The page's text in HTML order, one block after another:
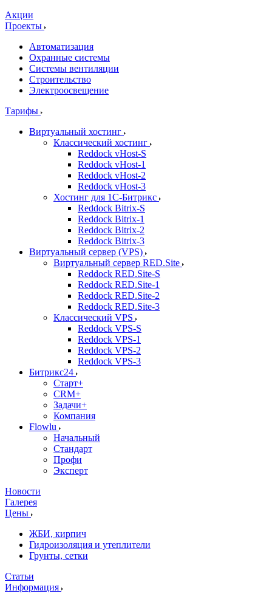
Акции
Проекты
Автоматизация
Охранные системы
Системы вентиляции
Строительство
Электроосвещение
Тарифы
Виртуальный хостинг
Классический хостинг
Reddock vHost-S
Reddock vHost-1
Reddock vHost-2
Reddock vHost-3
Хостинг для 1С-Битрикс
Reddock Bitrix-S
Reddock Bitrix-1
Reddock Bitrix-2
Reddock Bitrix-3
Виртуальный сервер (VPS)
Виртуальный сервер RED.Site
Reddock RED.Site-S
Reddock RED.Site-1
Reddock RED.Site-2
Reddock RED.Site-3
Классический VPS
Reddock VPS-S
Reddock VPS-1
Reddock VPS-2
Reddock VPS-3
Битрикс24
Старт+
CRM+
Задачи+
Компания
Flowlu
Начальный
Стандарт
Профи
Эксперт
Новости
Галерея
Цены
ЖБИ, кирпич
Гидроизоляция и утеплители
Грунты, сетки
Статьи
Информация